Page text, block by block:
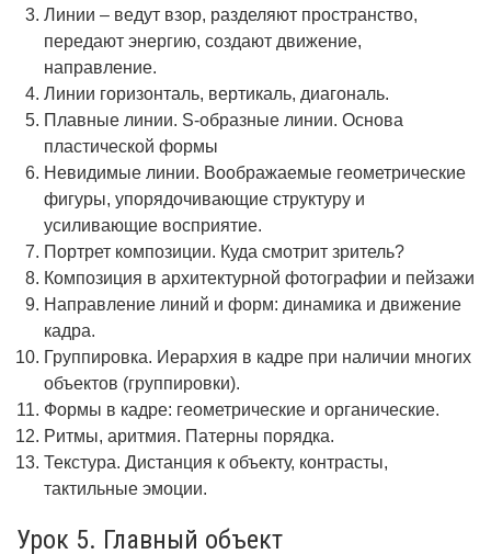
Линии – ведут взор, разделяют пространство,
передают энергию, создают движение,
направление.
Линии горизонталь, вертикаль, диагональ.
Плавные линии. S-образные линии. Основа
пластической формы
Невидимые линии. Воображаемые геометрические
фигуры, упорядочивающие структуру и
усиливающие восприятие.
Портрет композиции. Куда смотрит зритель?
Композиция в архитектурной фотографии и пейзажи
Направление линий и форм: динамика и движение
кадра.
Группировка. Иерархия в кадре при наличии многих
объектов (группировки).
Формы в кадре: геометрические и органические.
Ритмы, аритмия. Патерны порядка.
Текстура. Дистанция к объекту, контрасты,
тактильные эмоции.
Урок 5. Главный объект